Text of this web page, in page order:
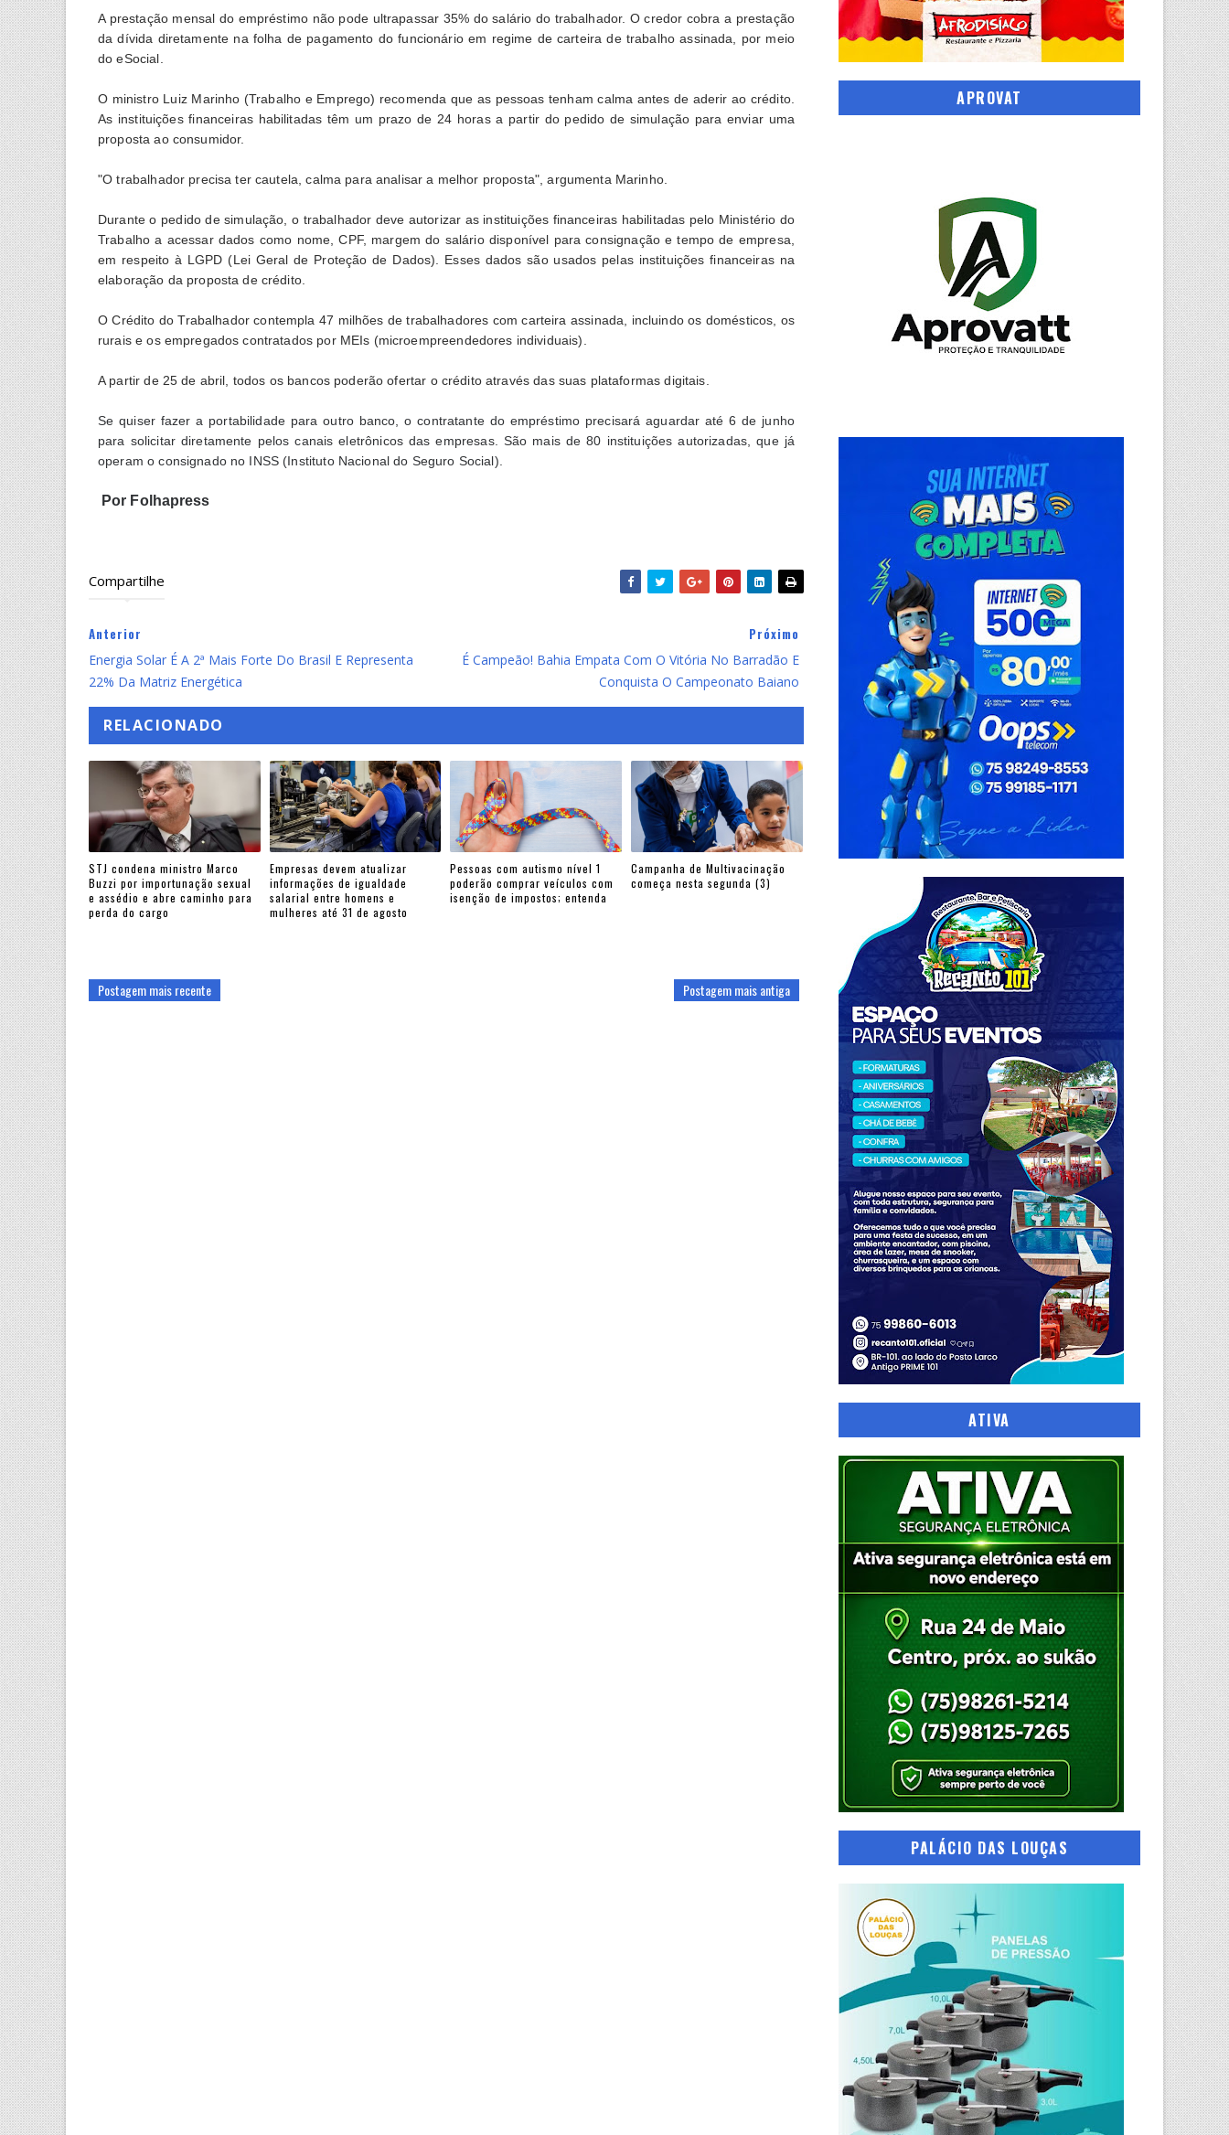
A prestação mensal do empréstimo não pode ultrapassar 35% do salário do trabalhador. O credor cobra a prestação
da dívida diretamente na folha de pagamento do funcionário em regime de carteira de trabalho assinada, por meio
do eSocial.
O ministro Luiz Marinho (Trabalho e Emprego) recomenda que as pessoas tenham calma antes de aderir ao crédito.
As instituições financeiras habilitadas têm um prazo de 24 horas a partir do pedido de simulação para enviar uma
proposta ao consumidor.
"O trabalhador precisa ter cautela, calma para analisar a melhor proposta", argumenta Marinho.
Durante o pedido de simulação, o trabalhador deve autorizar as instituições financeiras habilitadas pelo Ministério do
Trabalho a acessar dados como nome, CPF, margem do salário disponível para consignação e tempo de empresa,
em respeito à LGPD (Lei Geral de Proteção de Dados). Esses dados são usados pelas instituições financeiras na
elaboração da proposta de crédito.
O Crédito do Trabalhador contempla 47 milhões de trabalhadores com carteira assinada, incluindo os domésticos, os
rurais e os empregados contratados por MEIs (microempreendedores individuais).
A partir de 25 de abril, todos os bancos poderão ofertar o crédito através das suas plataformas digitais.
Se quiser fazer a portabilidade para outro banco, o contratante do empréstimo precisará aguardar até 6 de junho
para solicitar diretamente pelos canais eletrônicos das empresas. São mais de 80 instituições autorizadas, que já
operam o consignado no INSS (Instituto Nacional do Seguro Social).
Por Folhapress
Compartilhe
Anterior
Energia Solar É A 2ª Mais Forte Do Brasil E Representa
22% Da Matriz Energética
Próximo
É Campeão! Bahia Empata Com O Vitória No Barradão E
Conquista O Campeonato Baiano
RELACIONADO
STJ condena ministro Marco
Buzzi por importunação sexual
e assédio e abre caminho para
perda do cargo
Empresas devem atualizar
informações de igualdade
salarial entre homens e
mulheres até 31 de agosto
Pessoas com autismo nível 1
poderão comprar veículos com
isenção de impostos; entenda
Campanha de Multivacinação
começa nesta segunda (3)
Postagem mais recente Postagem mais antiga
APROVAT
ATIVA
PALÁCIO DAS LOUÇAS